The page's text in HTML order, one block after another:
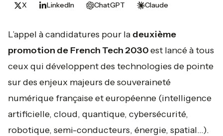
X LinkedIn ChatGPT Claude
L’appel à candidatures pour la deuxième
promotion de French Tech 2030est lancé à tous
ceux qui développent des technologies de pointe
sur des enjeux majeurs de souveraineté
numérique française et européenne (intelligence
artificielle, cloud, quantique, cybersécurité,
robotique, semi-conducteurs, énergie, spatial...).